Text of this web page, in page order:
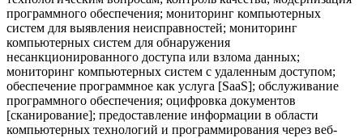
программного обеспечения; мониторинг компьютерных
систем для выявления неисправностей; мониторинг
компьютерных систем для обнаружения
несанкционированного доступа или взлома данных;
мониторинг компьютерных систем с удаленным доступом;
обеспечение программное как услуга [SaaS]; обслуживание
программного обеспечения; оцифровка документов
[сканирование]; предоставление информации в области
компьютерных технологий и программирования через веб-